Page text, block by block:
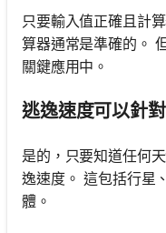
只要輸入值正確且計
算器通常是準確的。
關鍵應用中。
逃逸速度可以針
是的，只要知道任何
逸速度。 這包括行星
體。